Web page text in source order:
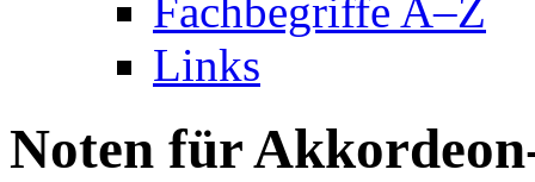
Fachbegriffe A–Z
Links
Noten für